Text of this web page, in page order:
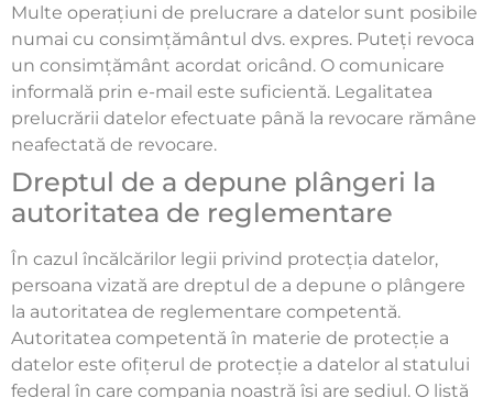
Multe operațiuni de prelucrare a datelor sunt posibile
numai cu consimțământul dvs. expres. Puteți revoca
un consimțământ acordat oricând. O comunicare
informală prin e-mail este suficientă. Legalitatea
prelucrării datelor efectuate până la revocare rămâne
neafectată de revocare.
Dreptul de a depune plângeri la
autoritatea de reglementare
În cazul încălcărilor legii privind protecția datelor,
persoana vizată are dreptul de a depune o plângere
la autoritatea de reglementare competentă.
Autoritatea competentă în materie de protecție a
datelor este ofițerul de protecție a datelor al statului
federal în care compania noastră își are sediul. O listă